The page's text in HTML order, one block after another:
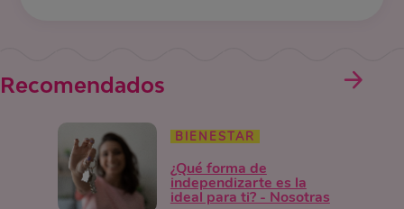
Recomendados
BIENESTAR
¿Qué forma de
independizarte es la
ideal para ti? - Nosotras